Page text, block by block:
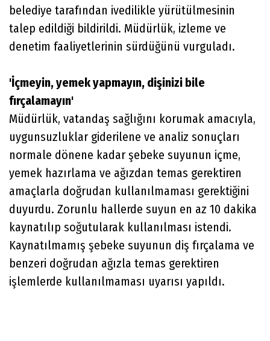
belediye tarafından ivedilikle yürütülmesinin
talep edildiği bildirildi. Müdürlük, izleme ve
denetim faaliyetlerinin sürdüğünü vurguladı.
'İçmeyin, yemek yapmayın, dişinizi bile
fırçalamayın'
Müdürlük, vatandaş sağlığını korumak amacıyla,
uygunsuzluklar giderilene ve analiz sonuçları
normale dönene kadar şebeke suyunun içme,
yemek hazırlama ve ağızdan temas gerektiren
amaçlarla doğrudan kullanılmaması gerektiğini
duyurdu. Zorunlu hallerde suyun en az 10 dakika
kaynatılıp soğutularak kullanılması istendi.
Kaynatılmamış şebeke suyunun diş fırçalama ve
benzeri doğrudan ağızla temas gerektiren
işlemlerde kullanılmaması uyarısı yapıldı.